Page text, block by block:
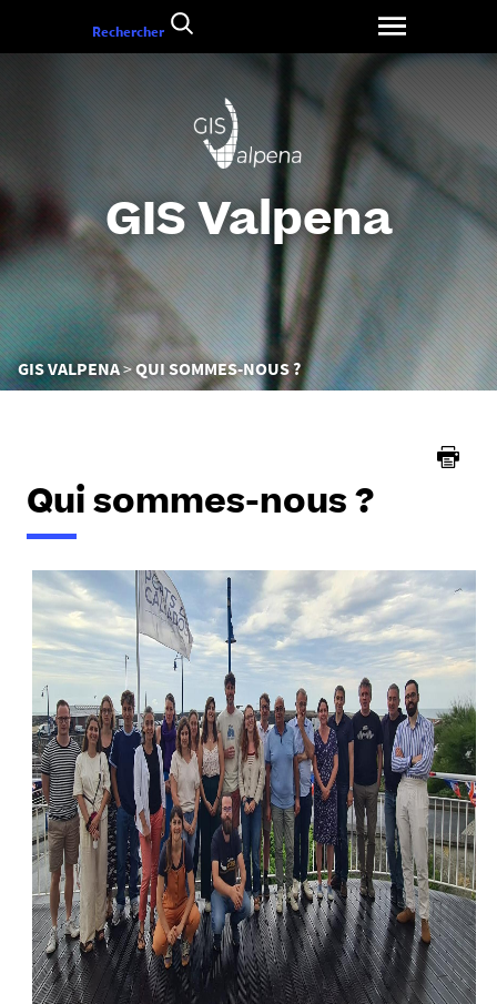
contenu
GIS Valpena
Vous
êtes
GIS VALPENA QUI SOMMES-NOUS ?
Rechercher
Qui sommes-nous ?